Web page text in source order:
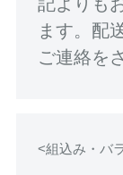
ます。配
ご連絡を
<組込み・バ